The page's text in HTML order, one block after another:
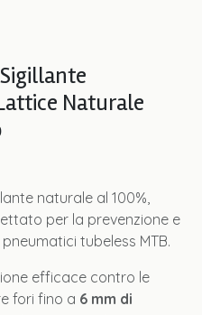
Naturale
naturale al 100%,
per la prevenzione e
tubeless MTB.
efficace contro le
fori fino a 6 mm di